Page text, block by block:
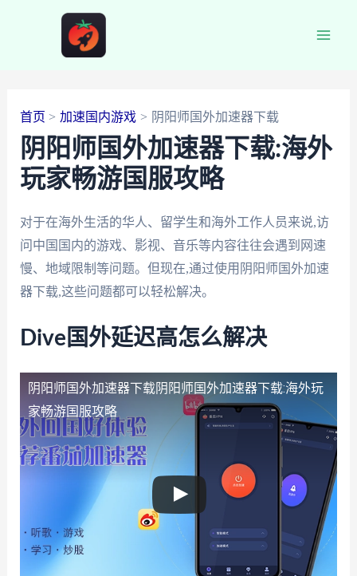
首页 加速国内游戏 阴阳师国外加速器下载
阴阳师国外加速器下载:海外
玩家畅游国服攻略
对于在海外生活的华人、留学生和海外工作人员来说,访
问中国国内的游戏、影视、音乐等内容往往会遇到网速
慢、地域限制等问题。但现在,通过使用阴阳师国外加速
器下载,这些问题都可以轻松解决。
Dive国外延迟高怎么解决
阴阳师国外加速器下载阴阳师国外加速器下载:海外玩
家畅游国服攻略